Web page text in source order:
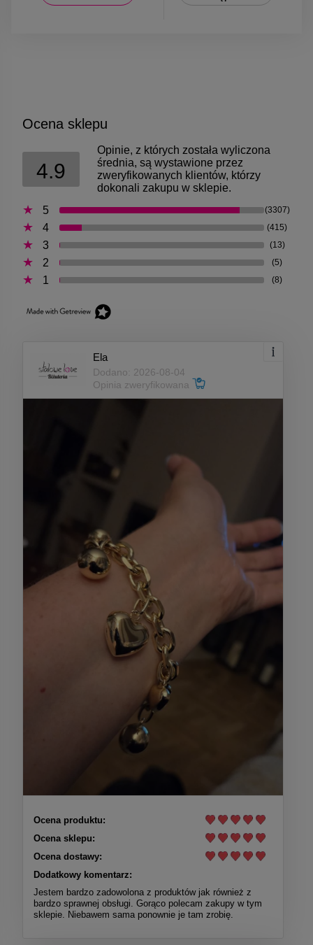
Ocena sklepu
4.9
Opinie, z których została wyliczona
średnia, są wystawione przez
zweryfikowanych klientów, którzy
dokonali zakupu w sklepie.
5
(3307)
4 (415)
3 (13)
2 (5)
1 (8)
Ela
Dodano: 2026-08-04
Opinia zweryfikowana
Ocena produktu:
Ocena sklepu:
Ocena dostawy:
Dodatkowy komentarz:
Jestem bardzo zadowolona z produktów jak również z
bardzo sprawnej obsługi. Gorąco polecam zakupy w tym
sklepie. Niebawem sama ponownie je tam zrobię.